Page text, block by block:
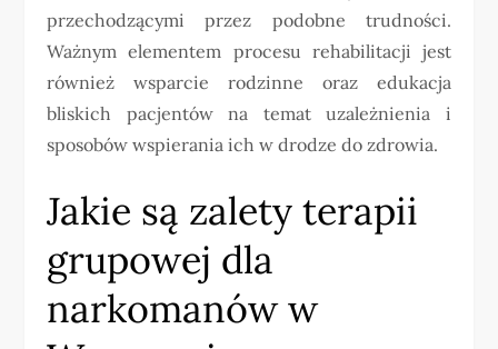
przechodzącymi przez podobne trudności.
Ważnym elementem procesu rehabilitacji jest
również wsparcie rodzinne oraz edukacja
bliskich pacjentów na temat uzależnienia i
sposobów wspierania ich w drodze do zdrowia.
Jakie są zalety terapii
grupowej dla
narkomanów w